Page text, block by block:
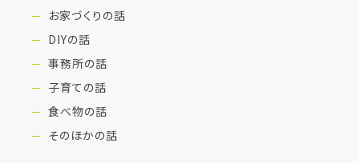
お家づくりの話
DIYの話
事務所の話
子育ての話
食べ物の話
そのほかの話